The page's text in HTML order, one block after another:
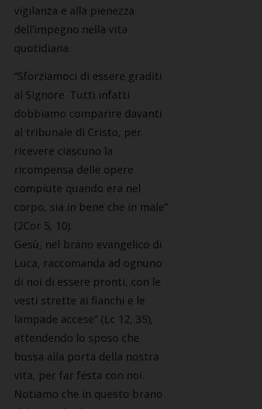
vigilanza e alla pienezza
dell’impegno nella vita
quotidiana.
“Sforziamoci di essere graditi
al Signore. Tutti infatti
dobbiamo comparire davanti
al tribunale di Cristo, per
ricevere ciascuno la
ricompensa delle opere
compiute quando era nel
corpo, sia in bene che in male”
(2Cor 5, 10).
Gesù, nel brano evangelico di
Luca, raccomanda ad ognuno
di noi di essere pronti, con le
vesti strette ai fianchi e le
lampade accese” (Lc 12, 35),
attendendo lo sposo che
bussa alla porta della nostra
vita, per far festa con noi.
Notiamo che in questo brano